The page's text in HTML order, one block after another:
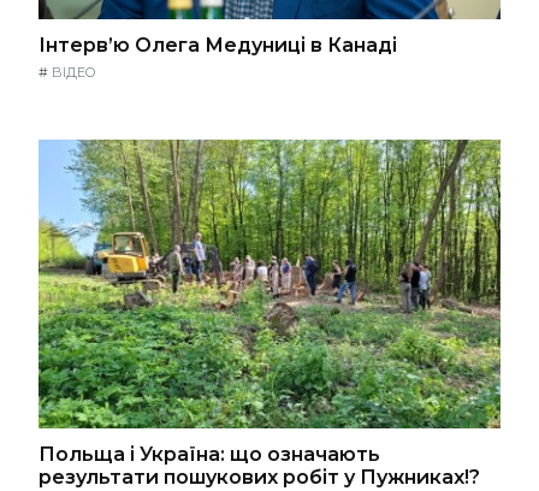
Інтерв’ю Олега Медуниці в Канаді
# ВІДЕО
Польща і Україна: що означають
результати пошукових робіт у Пужниках!?